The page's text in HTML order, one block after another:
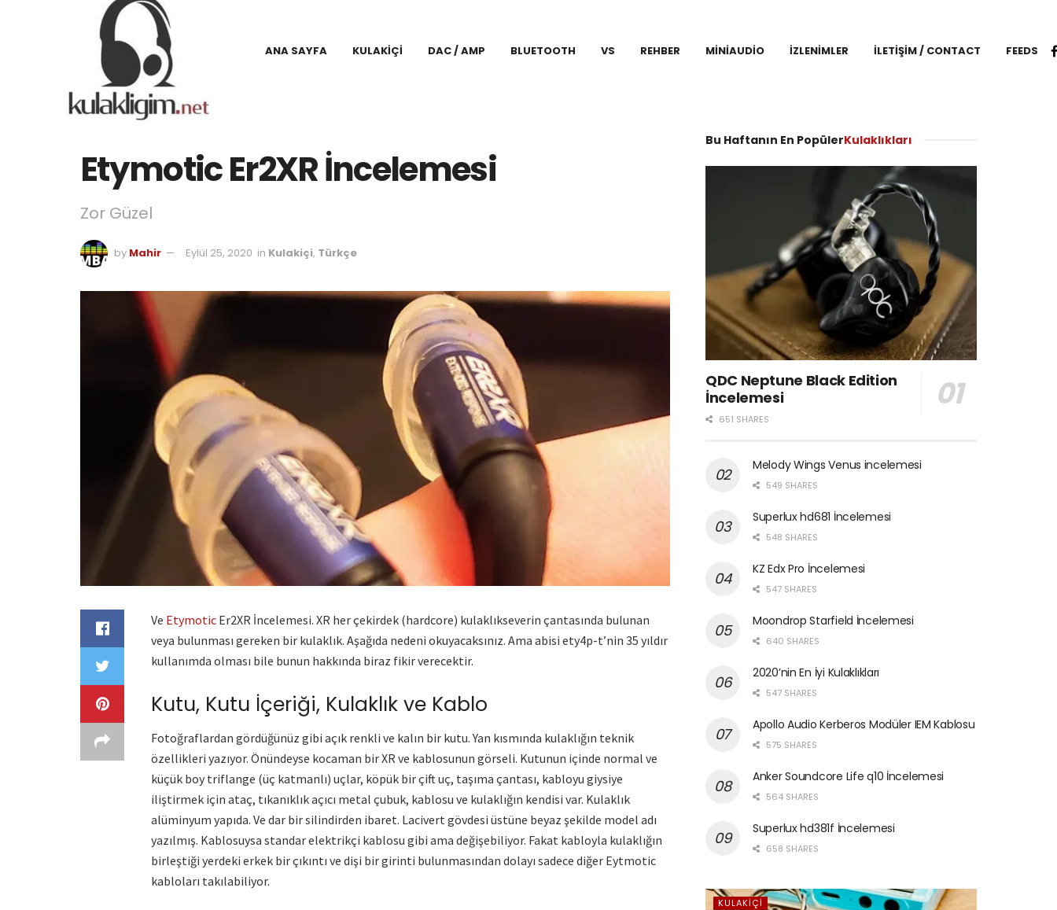
ANA SAYFA KULAKIÇI DAC / AMP BLUETOOTH VS REHBER MINIAUDIO İZLENIMLER İLETIŞIM / CONTACT FEEDS
Etymotic Er2XR İncelemesi
Zor Güzel
by Mahir Eylül 25, 2020 in Kulakiçi, Türkçe
Ve Etymotic Er2XR İncelemesi. XR her çekirdek (hardcore) kulaklıkseverin çantasında bulunan
veya bulunması gereken bir kulaklık. Aşağıda nedeni okuyacaksınız. Ama abisi ety4p-t’nin 35 yıldır
kullanımda olması bile bunun hakkında biraz fikir verecektir.
Kutu, Kutu İçeriği, Kulaklık ve Kablo
Fotoğraflardan gördüğünüz gibi açık renkli ve kalın bir kutu. Yan kısmında kulaklığın teknik
özellikleri yazıyor. Önündeyse kocaman bir XR ve kablosunun görseli. Kutunun içinde normal ve
küçük boy triflange (üç katmanlı) uçlar, köpük bir çift uç, taşıma çantası, kabloyu giysiye
iliştirmek için ataç, tıkanıklık açıcı metal çubuk, kablosu ve kulaklığın kendisi var. Kulaklık
alüminyum yapıda. Ve dar bir silindirden ibaret. Lacivert gövdesi üstüne beyaz şekilde model adı
yazılmış. Kablosuysa standar elektrikçi kablosu gibi ama değişebiliyor. Fakat kabloyla kulaklığın
birleştiği yerdeki erkek bir çıkıntı ve dişi bir girinti bulunmasından dolayı sadece diğer Eytmotic
kabloları takılabiliyor.
Bu Haftanın En PopülerKulaklıkları
QDC Neptune Black Edition
İncelemesi
651 SHARES
Melody Wings Venus incelemesi
549 SHARES
Superlux hd681 İncelemesi
548 SHARES
KZ Edx Pro İncelemesi
547 SHARES
Moondrop Starfield İncelemesi
640 SHARES
2020’nin En İyi Kulaklıkları
547 SHARES
Apollo Audio Kerberos Modüler IEM Kablosu
575 SHARES
Anker Soundcore Life q10 İncelemesi
564 SHARES
Superlux hd381f İncelemesi
658 SHARES
KULAKIÇI